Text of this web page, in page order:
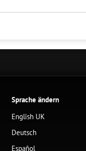
Sprache ändern
English UK
Deutsch
Español